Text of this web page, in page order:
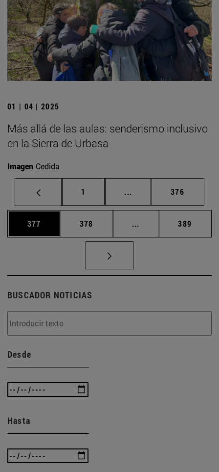
01 | 04 | 2025
Más allá de las aulas: senderismo inclusivo
en la Sierra de Urbasa
Imagen Cedida
Página
1 ... Páginas intermedias
Página
376
Página
377 Página
378 ... Páginas intermedias
Página
389
BUSCADOR NOTICIAS
Desde
Hasta